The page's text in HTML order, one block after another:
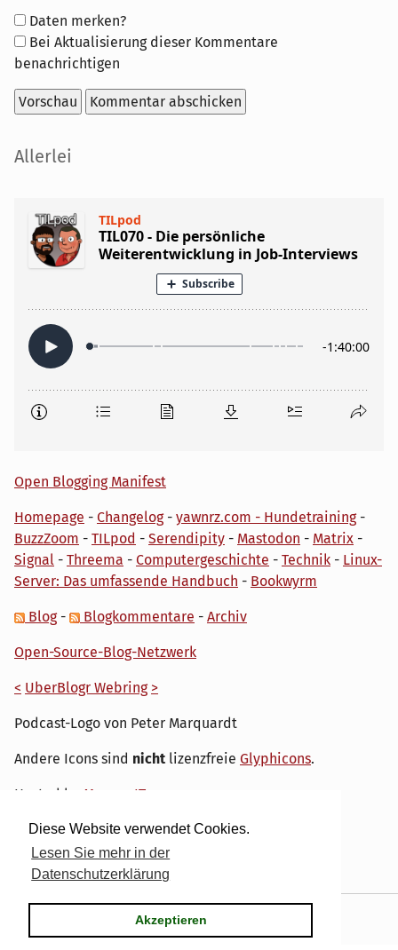
Diese Website verwendet Cookies.
Lesen Sie mehr in der
Datenschutzerklärung
Akzeptieren
Formular-
Optionen
Daten merken?
Bei Aktualisierung dieser Kommentare
benachrichtigen
Seitenleiste
Allerlei
Open Blogging Manifest
Homepage - Changelog- yawnrz.com - Hundetraining-
BuzzZoom - TILpod - Serendipity - Mastodon - Matrix -
Signal - Threema - Computergeschichte - Technik - Linux-
Server: Das umfassende Handbuch - Bookwyrm
Blog- Blogkommentare - Archiv
Open-Source-Blog-Netzwerk
< UberBlogr Webring >
Podcast-Logo von Peter Marquardt
Andere Icons sind nicht lizenzfreie Glyphicons.
Hosted by My own IT.
Serendipity& the dirk